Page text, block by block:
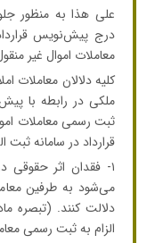
علی هذا به منظور
درج پیش‌نویس
معاملات اموال غیر
کلیه دلالان معاملات
ثبت رسمی معاملات
قرارداد در سامانه ثبت
۱- فقدان اثر حقوقی
می‌شود به طرفین
الزام به ثبت رسمی